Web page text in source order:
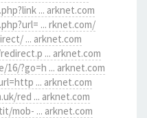
... arknet.com
... rknet.com/
... arknet.com
... arknet.com
?go=h ... arknet.com
... arknet.com
red ... arknet.com
mob- ... arknet.com